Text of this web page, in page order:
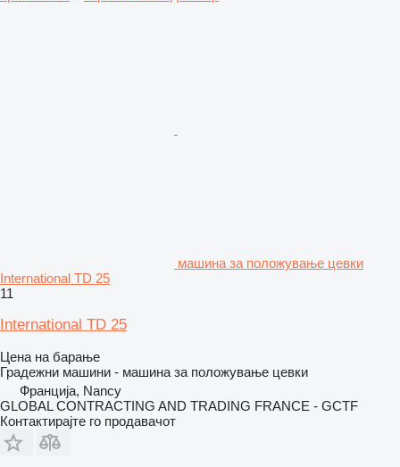
машина за положување цевки
International TD 25
11
International TD 25
Цена на барање
Градежни машини - машина за положување цевки
Франција, Nancy
GLOBAL CONTRACTING AND TRADING FRANCE - GCTF
Контактирајте го продавачот